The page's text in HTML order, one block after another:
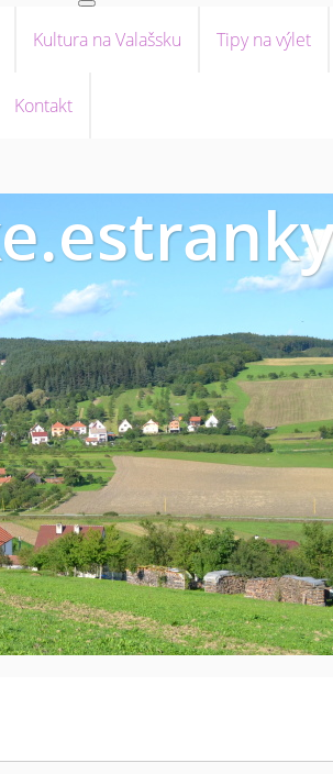
Kultura na Valašsku Tipy na výlet
Kontakt